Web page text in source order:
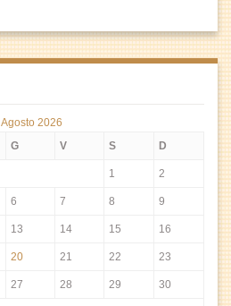
Agosto 2026
G V S D
1 2
6 7 8 9
13 14 15 16
20 21 22 23
27 28 29 30